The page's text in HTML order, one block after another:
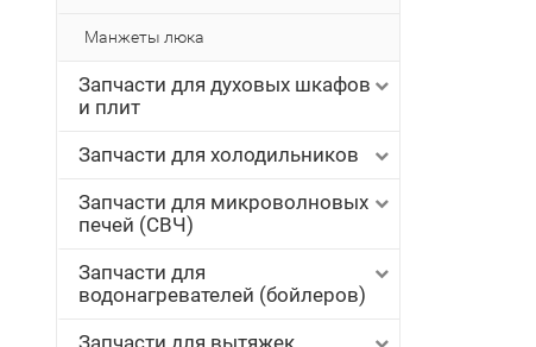
Манжеты люка
Запчасти для духовых шкафов
и плит
Запчасти для холодильников
Запчасти для микроволновых
печей (СВЧ)
Запчасти для
водонагревателей (бойлеров)
Запчасти для вытяжек